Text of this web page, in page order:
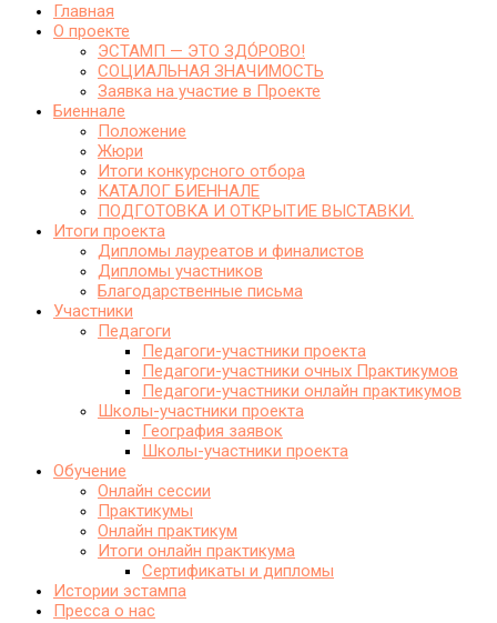
Главная
О проекте
ЭСТАМП — ЭТО ЗДО́РОВО!
СОЦИАЛЬНАЯ ЗНАЧИМОСТЬ
Заявка на участие в Проекте
Биеннале
Положение
Жюри
Итоги конкурсного отбора
КАТАЛОГ БИЕННАЛЕ
ПОДГОТОВКА И ОТКРЫТИЕ ВЫСТАВКИ.
Итоги проекта
Дипломы лауреатов и финалистов
Дипломы участников
Благодарственные письма
Участники
Педагоги
Педагоги-участники проекта
Педагоги-участники очных Практикумов
Педагоги-участники онлайн практикумов
Школы-участники проекта
География заявок
Школы-участники проекта
Обучение
Онлайн сессии
Практикумы
Онлайн практикум
Итоги онлайн практикума
Сертификаты и дипломы
Истории эстампа
Пресса о нас